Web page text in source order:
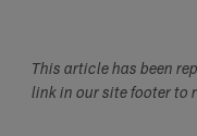
This article has been
link in our site footer to